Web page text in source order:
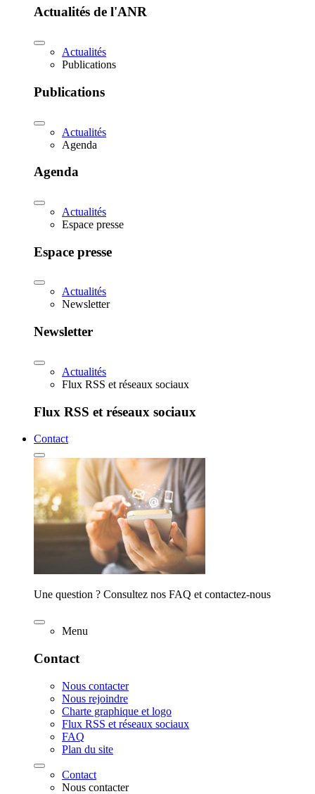
Actualités de l'ANR
Actualités
Publications
Publications
Actualités
Agenda
Agenda
Actualités
Espace presse
Espace presse
Actualités
Newsletter
Newsletter
Actualités
Flux RSS et réseaux sociaux
Flux RSS et réseaux sociaux
Contact
Une question ? Consultez nos FAQ et contactez-nous
Menu
Contact
Nous contacter
Nous rejoindre
Charte graphique et logo
Flux RSS et réseaux sociaux
FAQ
Plan du site
Contact
Nous contacter